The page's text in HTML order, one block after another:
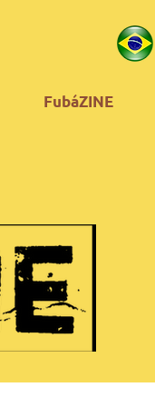
FubáZINE